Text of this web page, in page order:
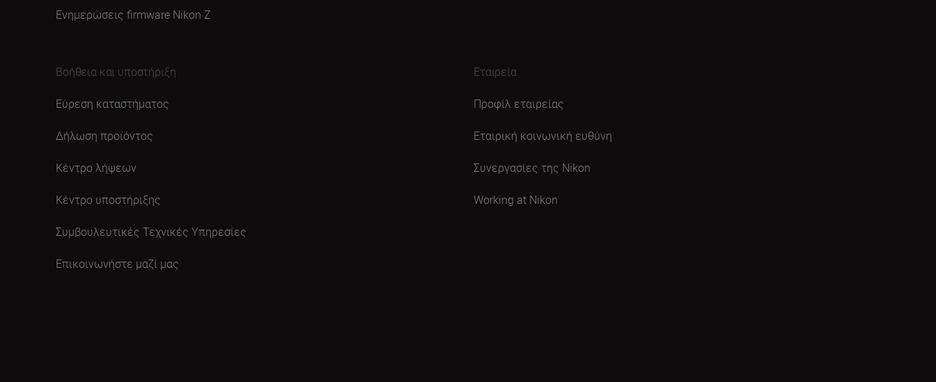
Ενημερώσεις firmware Nikon Ζ
Βοήθεια και υποστήριξη
Εύρεση καταστήματος
Δήλωση προϊόντος
Κέντρο λήψεων
Κέντρο υποστήριξης
Συμβουλευτικές Τεχνικές Υπηρεσίες
Επικοινωνήστε μαζί μας
Εταιρεία
Προφίλ εταιρείας
Εταιρική κοινωνική ευθύνη
Συνεργασίες της Nikon
Working at Nikon